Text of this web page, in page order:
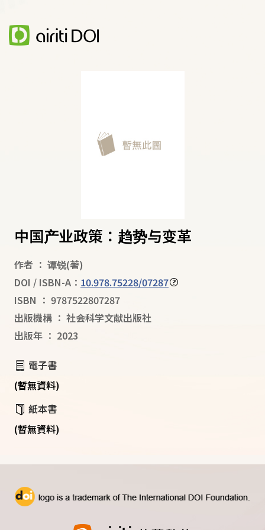
中国产业政策：趋势与变革
作者 ： 谭锐(著)
DOI / ISBN-A： 10.978.75228/07287
ISBN ： 9787522807287
出版機構 ： 社会科学文献出版社
出版年 ： 2023
電子書
(暫無資料)
紙本書
(暫無資料)